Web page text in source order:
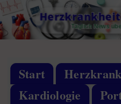
Skip
to
content
Täglich News
Start
Kardiologie